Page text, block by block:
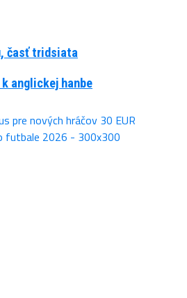
časť tridsiata
anglickej hanbe